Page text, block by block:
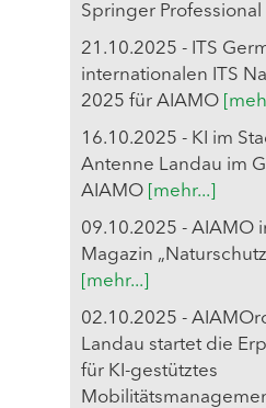
Springer Professional
21.10.2025 - ITS
internationalen ITS
2025 für AIAMO
16.10.2025 - KI im
Antenne Landau im
AIAMO [mehr...]
09.10.2025 - AIAMO
Magazin
[mehr...]
02.10.2025 -
Landau startet die
für KI-gestütztes